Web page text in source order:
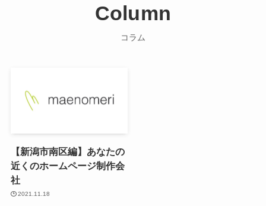
Column
コラム
【新潟市南区編】あなたの
近くのホームページ制作会
社
2021.11.18